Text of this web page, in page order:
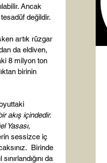
Ancak
değildir.
artık rüzgar
da eldiven,
8 milyon ton
birinin
akış içindedir.
Yasası,
sessizce iç
Birinde
da